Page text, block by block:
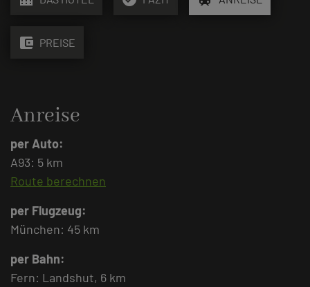
account_balance_wallet PREISE
Anreise
per Auto:
A93: 5 km
Route berechnen
per Flugzeug:
München: 45 km
per Bahn:
Fern: Landshut, 6 km